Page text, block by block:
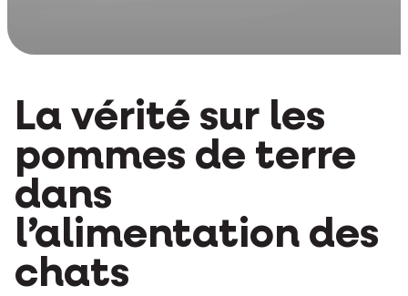
La vérité sur les
pommes de terre
dans
l’alimentation des
chats